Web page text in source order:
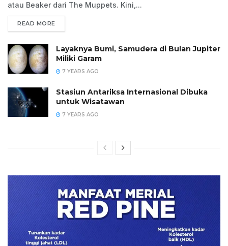
atau Beaker dari The Muppets. Kini,...
READ MORE
Layaknya Bumi, Samudera di Bulan Jupiter
Miliki Garam
7 YEARS AGO
Stasiun Antariksa Internasional Dibuka
untuk Wisatawan
7 YEARS AGO